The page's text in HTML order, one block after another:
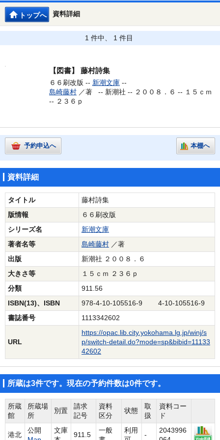
資料詳細
トップへ
1 件中、 1 件目
【図書】 藤村詩集
６６刷改版 -- 新潮文庫 --
島崎藤村 ／著 -- 新潮社 -- ２００８．６ -- １５ｃｍ
-- ２３６ｐ
予約申込へ 本棚へ
資料詳細
タイトル
藤村詩集
版情報
６６刷改版
シリーズ名
新潮文庫
著者名等
島崎藤村 ／著
出版
新潮社 ２００８．６
大きさ等
１５ｃｍ ２３６ｐ
分類
911.56
ISBN(13)、ISBN
978-4-10-105516-9 4-10-105516-9
書誌番号
1113342602
URL
https://opac.lib.city.yokohama.lg.jp/winj/s
p/switch-detail.do?mode=sp&bibid=11133
42602
所蔵は3件です。現在の予約件数は0件です。
所蔵
館
所蔵場
所
別置
請求
記号
資料
区分
状態
取
扱
資料コー
ド
港北
公開
文庫
911.5
一般
利用
-
2043996